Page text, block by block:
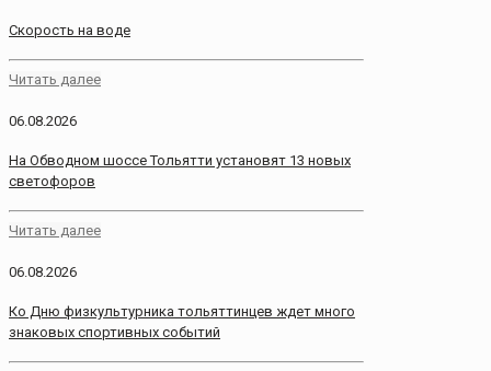
Скорость на воде
Читать далее
06.08.2026
На Обводном шоссе Тольятти установят 13 новых
светофоров
Читать далее
06.08.2026
Ко Дню физкультурника тольяттинцев ждет много
знаковых спортивных событий